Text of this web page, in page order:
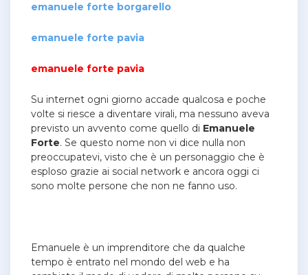
emanuele forte borgarello
emanuele forte pavia
emanuele forte pavia
Su internet ogni giorno accade qualcosa e poche
volte si riesce a diventare virali, ma nessuno aveva
previsto un avvento come quello di Emanuele
Forte. Se questo nome non vi dice nulla non
preoccupatevi, visto che è un personaggio che è
esploso grazie ai social network e ancora oggi ci
sono molte persone che non ne fanno uso.
Emanuele è un imprenditore che da qualche
tempo è entrato nel mondo del web e ha